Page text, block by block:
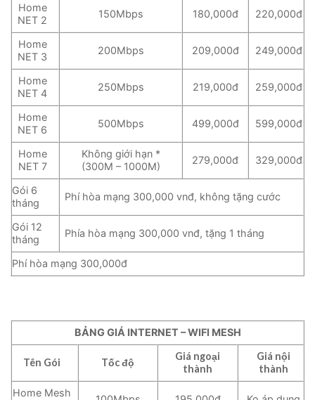
Home
NET 2
150Mbps 180,000đ 220,000đ
Home
NET 3
200Mbps 209,000đ 249,000đ
Home
NET 4
250Mbps 219,000đ 259,000đ
Home
NET 6
500Mbps 499,000đ 599,000đ
Home
NET 7
Không giới hạn *
(300M – 1000M)
279,000đ 329,000đ
Gói 6
tháng
Phí hòa mạng 300,000 vnđ, không tặng cước
Gói 12
tháng
Phía hòa mạng 300,000 vnđ, tặng 1 tháng
Phí hòa mạng 300,000đ
BẢNG GIÁ INTERNET – WIFI MESH
Tên Gói Tốc độ
Giá ngoại
thành
Giá nội
thành
Home Mesh